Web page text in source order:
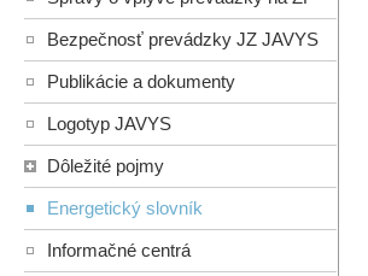
Bezpečnosť prevádzky JZ JAVYS
Publikácie a dokumenty
Logotyp JAVYS
Dôležité pojmy
Energetický slovník
Informačné centrá